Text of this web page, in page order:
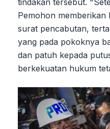
Pemohon memberikan
surat pencabutan,
yang pada pokoknya
dan patuh kepada
berkekuatan hukum